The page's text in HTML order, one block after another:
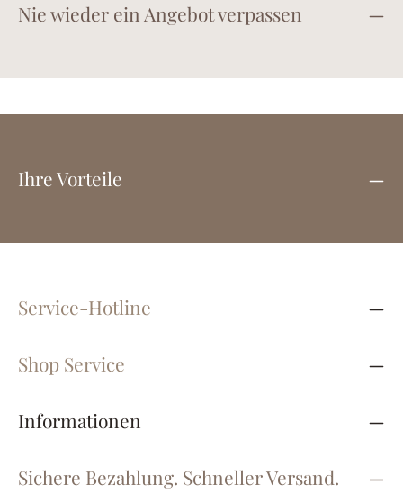
Nie wieder ein Angebot verpassen
Ihre Vorteile
Service-Hotline
Shop Service
Informationen
Sichere Bezahlung. Schneller Versand.